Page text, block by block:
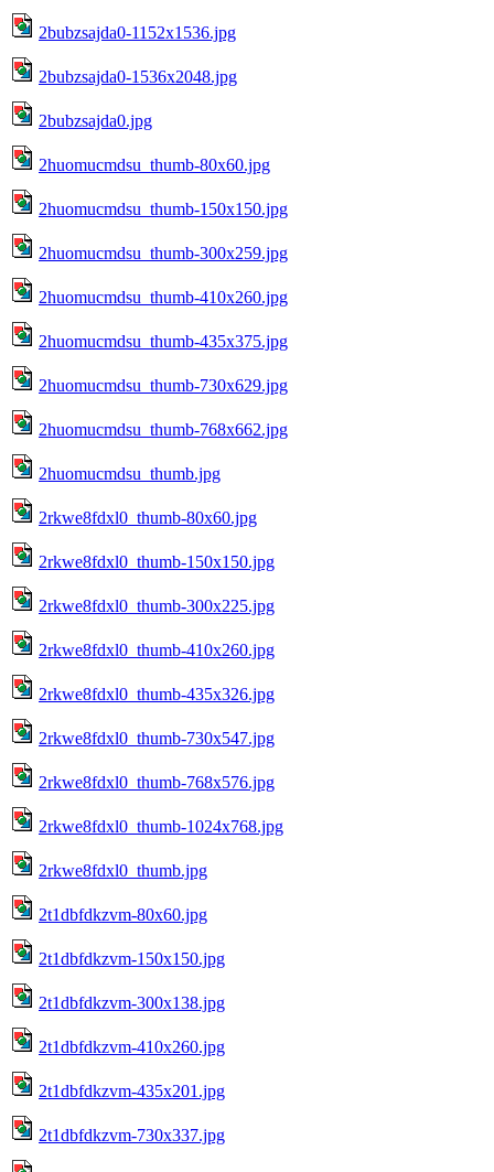
2bubzsajda0-1152x1536.jpg
2bubzsajda0-1536x2048.jpg
2bubzsajda0.jpg
2huomucmdsu_thumb-80x60.jpg
2huomucmdsu_thumb-150x150.jpg
2huomucmdsu_thumb-300x259.jpg
2huomucmdsu_thumb-410x260.jpg
2huomucmdsu_thumb-435x375.jpg
2huomucmdsu_thumb-730x629.jpg
2huomucmdsu_thumb-768x662.jpg
2huomucmdsu_thumb.jpg
2rkwe8fdxl0_thumb-80x60.jpg
2rkwe8fdxl0_thumb-150x150.jpg
2rkwe8fdxl0_thumb-300x225.jpg
2rkwe8fdxl0_thumb-410x260.jpg
2rkwe8fdxl0_thumb-435x326.jpg
2rkwe8fdxl0_thumb-730x547.jpg
2rkwe8fdxl0_thumb-768x576.jpg
2rkwe8fdxl0_thumb-1024x768.jpg
2rkwe8fdxl0_thumb.jpg
2t1dbfdkzvm-80x60.jpg
2t1dbfdkzvm-150x150.jpg
2t1dbfdkzvm-300x138.jpg
2t1dbfdkzvm-410x260.jpg
2t1dbfdkzvm-435x201.jpg
2t1dbfdkzvm-730x337.jpg